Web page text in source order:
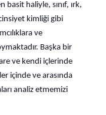
haliyle, sınıf, ırk,
kimliği gibi
ve
Başka bir
ve kendi içlerinde
içinde ve arasında
analiz etmemizi